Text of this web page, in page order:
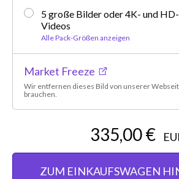
5 große Bilder oder 4K- und HD-
Videos
Alle Pack-Größen anzeigen
Market Freeze
Wir entfernen dieses Bild von unserer
brauchen.
335,00 €
ZUM EINKAUFSWAGEN